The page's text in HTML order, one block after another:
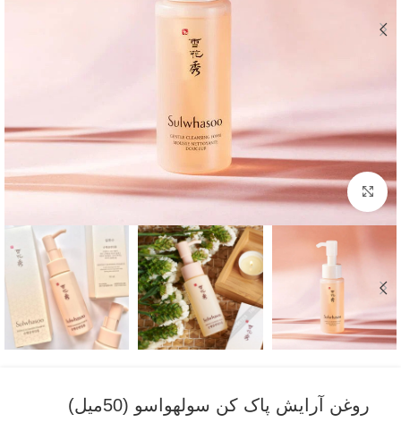
بزرگنمایی تصویر
روغن آرایش پاک کن سولهواسو (50میل)